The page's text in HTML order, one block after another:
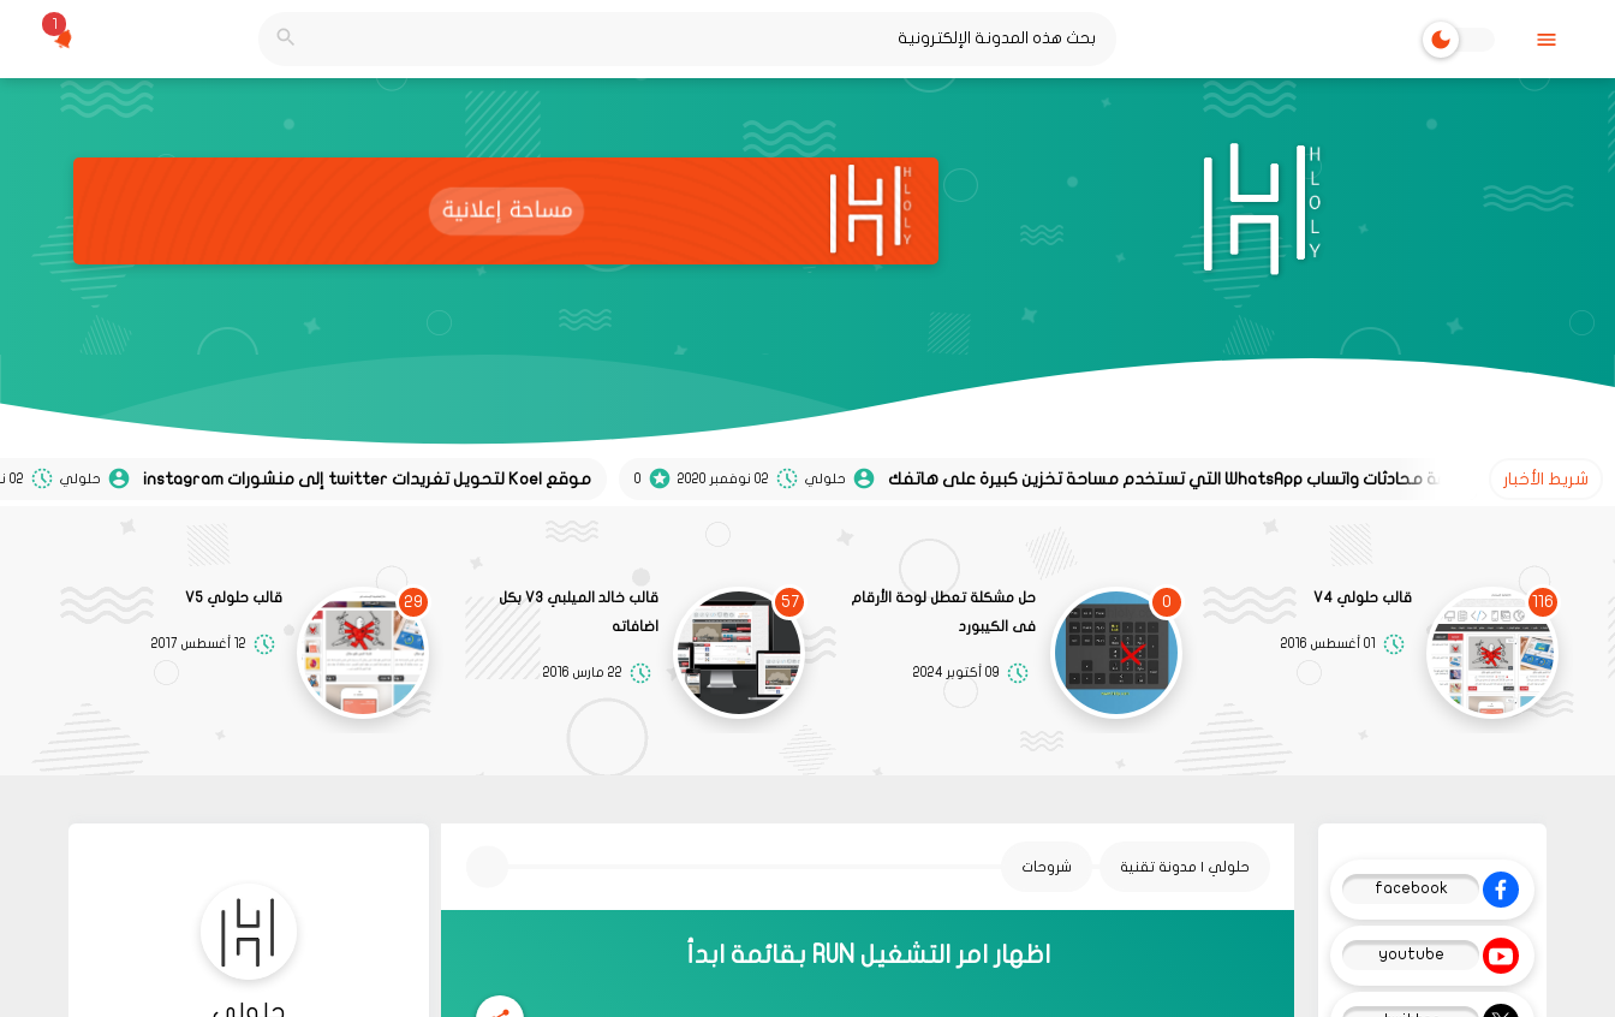
1
شريط الأخبار
طريقة معرفة محادثات واتساب WhatsApp التي تستخدم مساحة تخزين كبيرة على هاتفك حلولي 02 نوفمبر 2020 0 موقع Koel لتحويل تغريدات twitter إلى منشورات instagram حلولي 02 نوفمبر 2020
116 قالب حلولي V4
01 أغسطس 2016
0
حل مشكلة تعطل لوحة الأرقام
فى الكيبورد
09 أكتوبر 2024
57
قالب خالد الميلبي V3 بكل
اضافاته
22 مارس 2016
29 قالب حلولي V5
12 أغسطس 2017
حلولي | مدونة تقنية شروحات
اظهار امر التشغيل RUN بقائمة ابدأ
facebook
youtube
حلولي